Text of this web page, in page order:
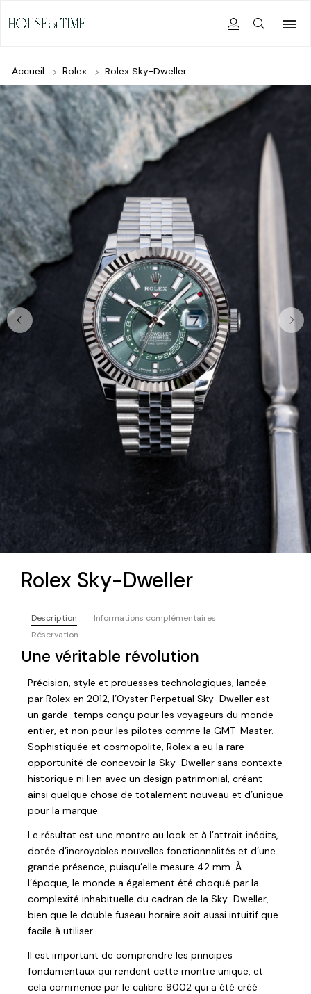
Accueil Rolex Rolex Sky-Dweller
Rolex Sky-Dweller
Description
Informations complémentaires
Réservation
Une véritable révolution
Précision, style et prouesses technologiques, lancée
par Rolex en 2012, l’Oyster Perpetual Sky-Dweller est
un garde-temps conçu pour les voyageurs du monde
entier, et non pour les pilotes comme la GMT-Master.
Sophistiquée et cosmopolite, Rolex a eu la rare
opportunité de concevoir la Sky-Dweller sans contexte
historique ni lien avec un design patrimonial, créant
ainsi quelque chose de totalement nouveau et d’unique
pour la marque.
Le résultat est une montre au look et à l’attrait inédits,
dotée d’incroyables nouvelles fonctionnalités et d’une
grande présence, puisqu’elle mesure 42 mm. À
l’époque, le monde a également été choqué par la
complexité inhabituelle du cadran de la Sky-Dweller,
bien que le double fuseau horaire soit aussi intuitif que
facile à utiliser.
Il est important de comprendre les principes
fondamentaux qui rendent cette montre unique, et
cela commence par le calibre 9002 qui a été créé